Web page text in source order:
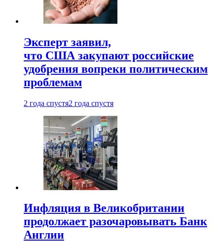
Эксперт заявил,
что США закупают российские
удобрения вопреки политическим
проблемам
2 года спустя2 года спустя
Инфляция в Великобритании
продолжает разочаровывать Банк
Англии